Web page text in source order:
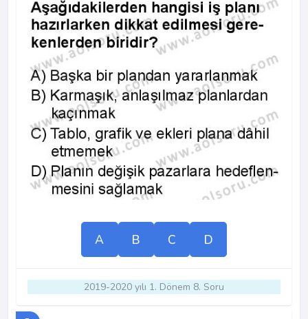
A B C D
2019-2020 yılı 1. Dönem 8. Soru